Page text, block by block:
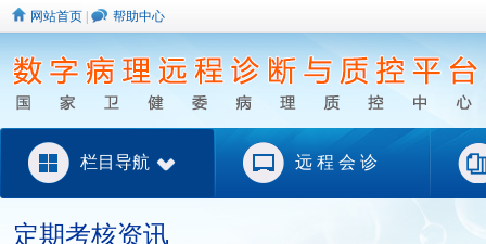
网站首页 帮助中心
栏目导航 远 程 会 诊
定期考核资讯